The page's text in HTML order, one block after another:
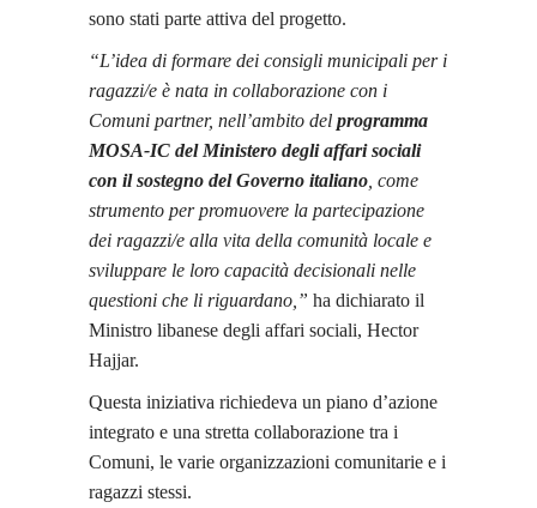
sono stati parte attiva del progetto.
“L’idea di formare dei consigli municipali per i
ragazzi/e è nata in collaborazione con i
Comuni partner, nell’ambito del programma
MOSA-IC del Ministero degli affari sociali
con il sostegno del Governo italiano , come
strumento per promuovere la partecipazione
dei ragazzi/e alla vita della comunità locale e
sviluppare le loro capacità decisionali nelle
questioni che li riguardano,” ha dichiarato il
Ministro libanese degli affari sociali, Hector
Hajjar.
Questa iniziativa richiedeva un piano d’azione
integrato e una stretta collaborazione tra i
Comuni, le varie organizzazioni comunitarie e i
ragazzi stessi.